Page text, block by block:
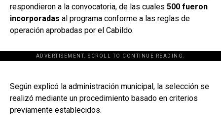
respondieron a la convocatoria, de las cuales 500 fueron
incorporadas al programa conforme a las reglas de
operación aprobadas por el Cabildo.
ADVERTISEMENT. SCROLL TO CONTINUE READING.
[adsforwp id="243463"]
Según explicó la administración municipal, la selección se
realizó mediante un procedimiento basado en criterios
previamente establecidos.